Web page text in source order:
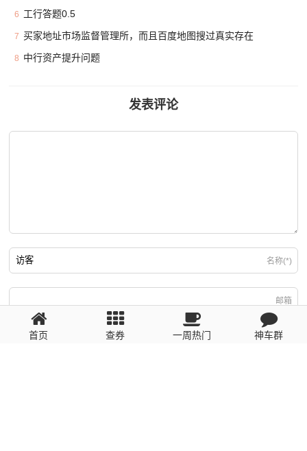
6 工行答题0.5
7 买家地址市场监督管理所，而且百度地图搜过真实存在
8 中行资产提升问题
发表评论
名称(*)
邮箱
回复需填写必要信息
首页 查券 一周热门 神车群